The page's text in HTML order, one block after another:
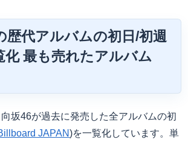
歴代アルバムの初日/初週
化 最も売れたアルバム
坂46が過去に発売した全アルバムの初
JAPAN)を一覧化しています。単